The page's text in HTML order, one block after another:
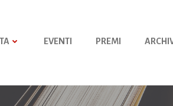
EVENTI PREMI